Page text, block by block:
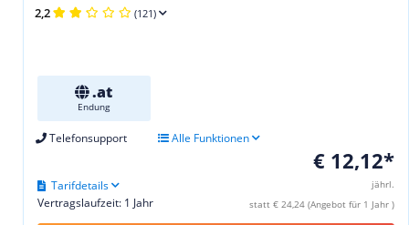
2,2 (121)
.at
Endung
Telefonsupport Alle Funktionen
€ 12,12*
jährl.
statt € 24,24 (Angebot für 1 Jahr )
Vertragslaufzeit: 1 Jahr
Tarifdetails